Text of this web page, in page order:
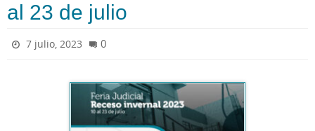
al 23 de julio
7 julio, 2023 0